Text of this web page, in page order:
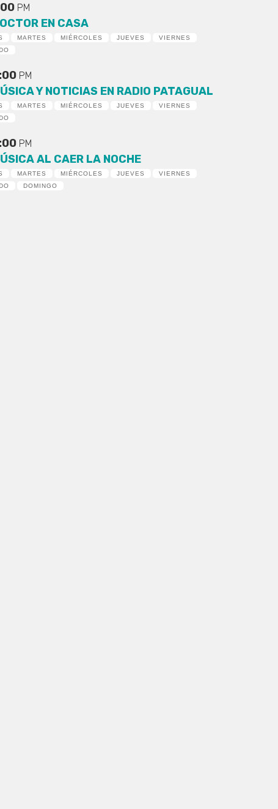
PM
EN CASA
MARTES MIÉRCOLES JUEVES
VIERNES
PM
Y NOTICIAS EN RADIO PATAGUAL
MARTES MIÉRCOLES JUEVES
VIERNES
PM
AL CAER LA NOCHE
MARTES MIÉRCOLES JUEVES
VIERNES
DOMINGO